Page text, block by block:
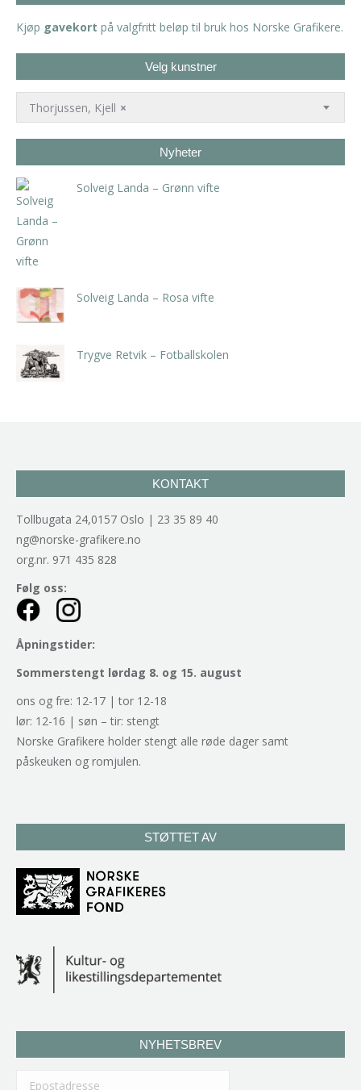
Kjøp gavekort på valgfritt beløp til bruk hos Norske Grafikere.
Velg kunstner
×
Thorjussen, Kjell
Nyheter
Solveig Landa – Grønn vifte
Solveig Landa – Rosa vifte
Trygve Retvik – Fotballskolen
KONTAKT
Tollbugata 24,0157 Oslo | 23 35 89 40
ng@norske-grafikere.no
org.nr. 971 435 828
Følg oss:
Åpningstider:
Sommerstengt lørdag 8. og 15. august
ons og fre: 12-17 | tor 12-18
lør: 12-16 | søn – tir: stengt
Norske Grafikere holder stengt alle røde dager samt
påskeuken og romjulen.
STØTTET AV
NYHETSBREV